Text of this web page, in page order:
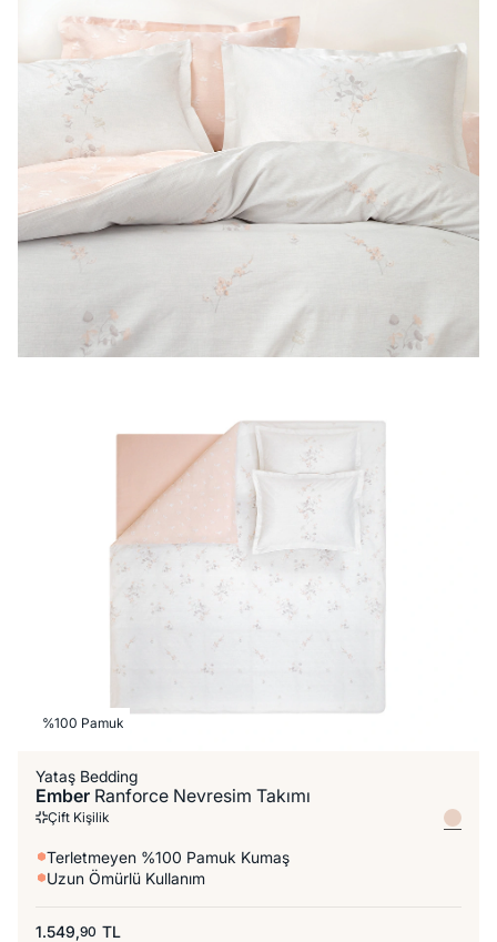
%100 Pamuk
Yataş Bedding
Ember Ranforce Nevresim Takımı
Çift Kişilik
Terletmeyen %100 Pamuk Kumaş
Uzun Ömürlü Kullanım
1.549,90 TL